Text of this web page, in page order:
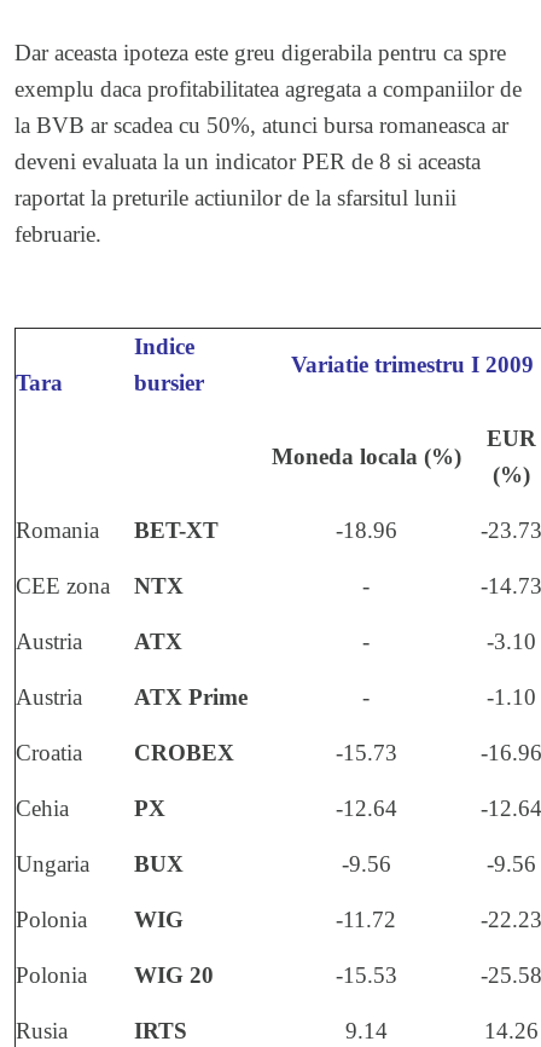
Dar aceasta ipoteza este greu digerabila pentru ca spre
exemplu daca profitabilitatea agregata a companiilor de
la BVB ar scadea cu 50%, atunci bursa romaneasca ar
deveni evaluata la un indicator PER de 8 si aceasta
raportat la preturile actiunilor de la sfarsitul lunii
februarie.
Tara
Indice
bursier
Variatie trimestru I 2009
Moneda locala (%)
EUR
(%)
Romania BET-XT -18.96 -23.73
CEE zona NTX - -14.73
Austria ATX - -3.10
Austria ATX Prime - -1.10
Croatia CROBEX -15.73 -16.96
Cehia PX -12.64 -12.64
Ungaria BUX -9.56 -9.56
Polonia WIG -11.72 -22.23
Polonia WIG 20 -15.53 -25.58
Rusia IRTS 9.14 14.26